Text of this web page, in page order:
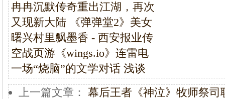
冉冉沉默传奇重出江湖，再次
又现新大陆 《弹弹堂2》美女
曙兴村里飘墨香 - 西安报业传
空战页游《wings.io》连雷电
一场“烧脑”的文学对话 浅谈
上一篇文章： 幕后王者《神泣》牧师祭司